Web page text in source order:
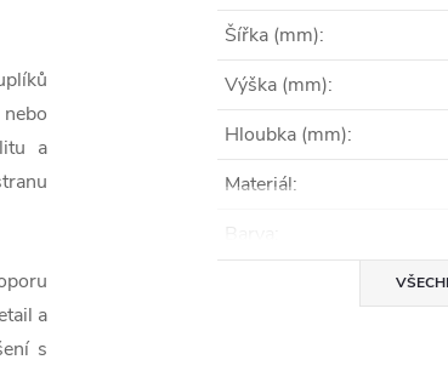
a
a
s
Šířka (mm):
Výška (mm):
Hloubka (mm):
Materiál: